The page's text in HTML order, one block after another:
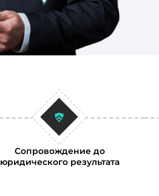
Сопровождение до
юридического результата